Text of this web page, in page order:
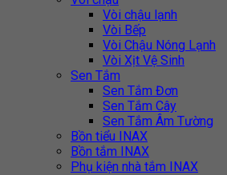
Vòi chậu lạnh
Vòi Bếp
Vòi Chậu Nóng Lạnh
Vòi Xịt Vệ Sinh
Sen Tắm
Sen Tắm Đơn
Sen Tắm Cây
Sen Tắm Âm Tường
Bồn tiểu INAX
Bồn tắm INAX
Phụ kiện nhà tắm INAX